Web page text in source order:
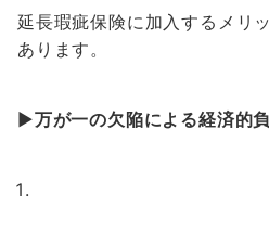
延長瑕疵保険に加入するメリ
あります。
▶万が一の欠陥による経済的